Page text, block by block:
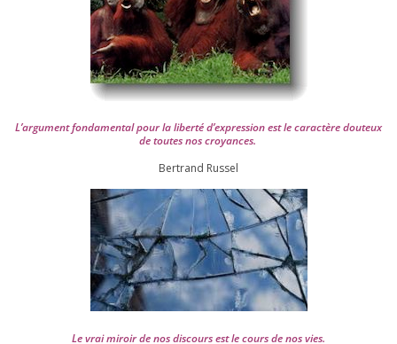
L’argument fon­da­men­tal pour la liber­té d’expression est le carac­tère dou­teux
de toutes nos croyances.
Ber­trand Russel
Le vrai miroir de nos dis­cours est le cours de nos vies.